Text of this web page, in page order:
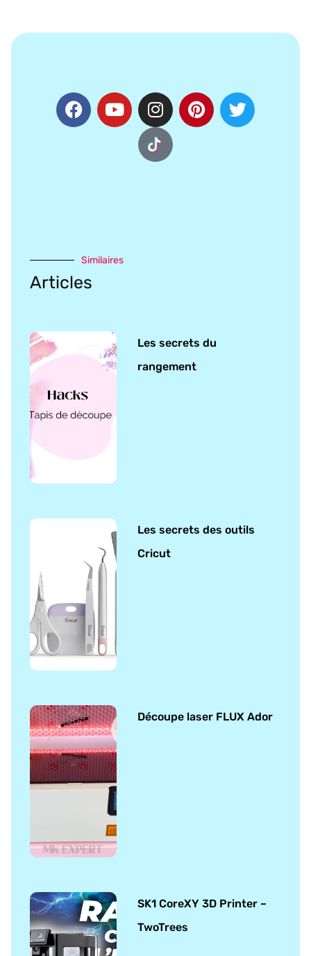
Similaires
Articles
Les secrets du
rangement
Les secrets des outils
Cricut
Découpe laser FLUX Ador
SK1 CoreXY 3D Printer –
TwoTrees